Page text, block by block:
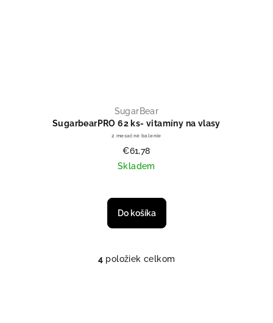
SugarBear
SugarbearPRO 62 ks- vitamíny na vlasy
2 mesačné balenie
€61,78
Skladem
Do košíka
Ovládacie prvky výpisu
4 položiek celkom